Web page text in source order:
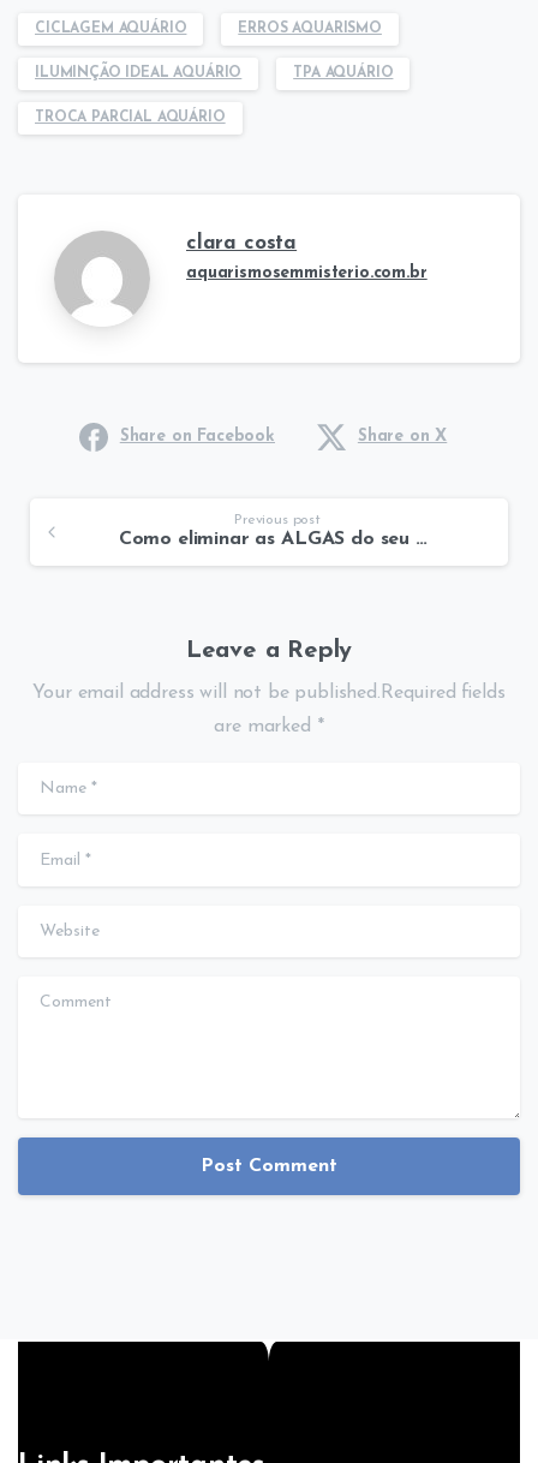
CICLAGEM AQUÁRIO ERROS AQUARISMO
ILUMINÇÃO IDEAL AQUÁRIO TPA AQUÁRIO
TROCA PARCIAL AQUÁRIO
clara costa
aquarismosemmisterio.com.br
Share on Facebook Share on X
Previous post
Como eliminar as ALGAS do seu aquário ?
Leave a Reply
Your email address will not be published.Required fields
are marked *
Name
Email
Website
Comment